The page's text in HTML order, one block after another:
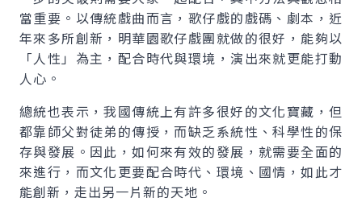
當重要。以傳統戲曲而言，歌仔戲的戲碼、劇本，近
年來多所創新，明華園歌仔戲團就做的很好，能夠以
「人性」為主，配合時代與環境，演出來就更能打動
人心。
總統也表示，我國傳統上有許多很好的文化寶藏，但
都靠師父對徒弟的傳授，而缺乏系統性、科學性的保
存與發展。因此，如何來有效的發展，就需要全面的
來進行，而文化更要配合時代、環境、國情，如此才
能創新，走出另一片新的天地。